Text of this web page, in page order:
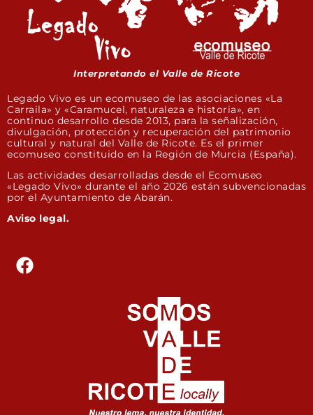
Interpretando el Valle de Ricote
Legado Vivo es un ecomuseo de las asociaciones «La
Carraila» y «Caramucel, naturaleza e historia», en
continuo desarrollo desde 2013, para la señalización,
divulgación, protección y recuperación del patrimonio
cultural y natural del Valle de Ricote. Es el primer
ecomuseo constituido en la Región de Murcia (España).
Las actividades desarrolladas desde el Ecomuseo
«Legado Vivo» durante el año 2026 están subvencionadas
por el Ayuntamiento de Abarán.
Aviso legal.